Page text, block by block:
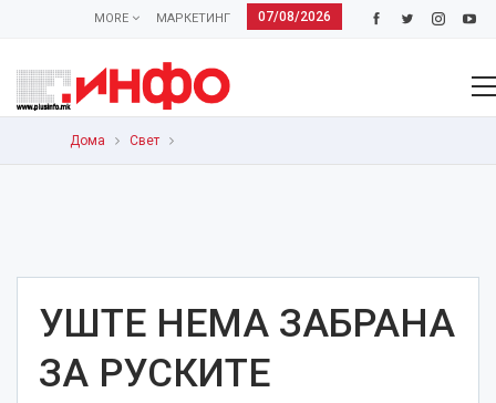
07/08/2026
МАРКЕТИНГ
MORE
Дома Свет
УШТЕ НЕМА ЗАБРАНА
ЗА РУСКИТЕ